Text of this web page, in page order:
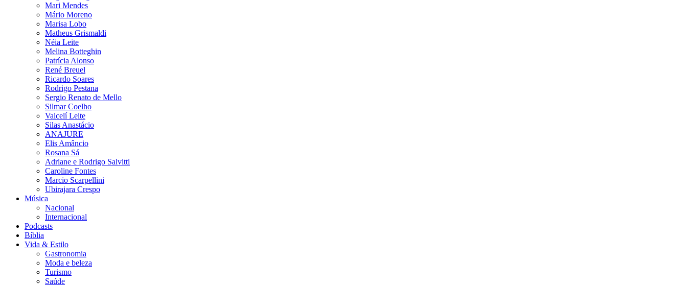
Mari Mendes
Mário Moreno
Marisa Lobo
Matheus Grismaldi
Néia Leite
Melina Botteghin
Patrícia Alonso
René Breuel
Ricardo Soares
Rodrigo Pestana
Sergio Renato de Mello
Silmar Coelho
Valcelí Leite
Silas Anastácio
ANAJURE
Elis Amâncio
Rosana Sá
Adriane e Rodrigo Salvitti
Caroline Fontes
Marcio Scarpellini
Ubirajara Crespo
Música
Nacional
Internacional
Podcasts
Bíblia
Vida & Estilo
Gastronomia
Moda e beleza
Turismo
Saúde